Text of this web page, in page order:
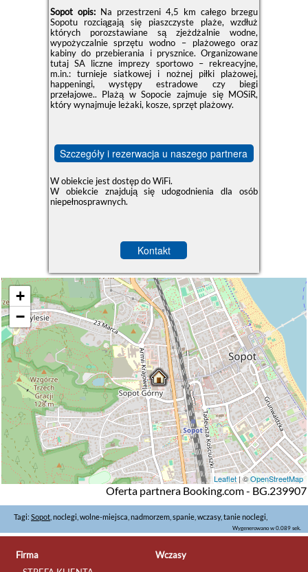
Sopot opis: Na przestrzeni 4,5 km całego brzegu
Sopotu rozciągają się piaszczyste plaże, wzdłuż
których porozstawiane są zjeżdżalnie wodne,
wypożyczalnie sprzętu wodno – plażowego oraz
kabiny do przebierania i prysznice. Organizowane
tutaj SA liczne imprezy sportowo – rekreacyjne,
m.in.: turnieje siatkowej i nożnej piłki plażowej,
happeningi, występy estradowe czy biegi
przełajowe.. Plażą w Sopocie zajmuje się MOSiR,
który wynajmuje leżaki, kosze, sprzęt plażowy.
Szczegóły i rezerwacja u naszego partnera
W obiekcie jest dostęp do WiFi.
W obiekcie znajdują się udogodnienia dla osób
niepełnosprawnych.
Kontakt
+
−
Leaflet| ©OpenStreetMap
Oferta partnera Booking.com - BG.239907
Tagi: Sopot , noclegi, wolne-miejsca, nadmorzem, spanie, wczasy, tanie noclegi,
Wygenerowano w 0.089 sek.
Firma
Wczasy